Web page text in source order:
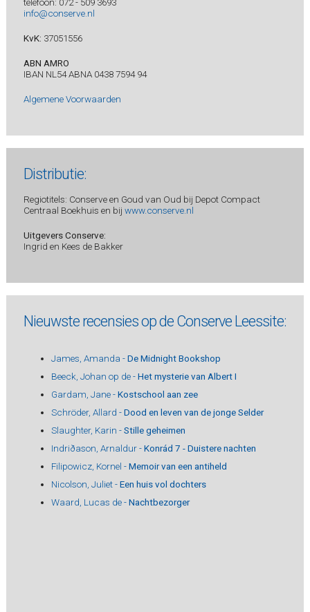
info@conserve.nl
KvK: 37051556
ABN AMRO
IBAN NL54 ABNA 0438 7594 94
Algemene Voorwaarden
Distributie:
Regiotitels: Conserve en Goud van Oud bij Depot Compact
Centraal Boekhuis en bij www.conserve.nl
Uitgevers Conserve:
Ingrid en Kees de Bakker
Nieuwste recensies op de Conserve Leessite:
James, Amanda -De Midnight Bookshop
Beeck, Johan op de -Het mysterie van Albert I
Gardam, Jane -Kostschool aan zee
Schröder, Allard -Dood en leven van de jonge Selder
Slaughter, Karin -Stille geheimen
Indriðason, Arnaldur -Konrád 7 - Duistere nachten
Filipowicz, Kornel -Memoir van een antiheld
Nicolson, Juliet -Een huis vol dochters
Waard, Lucas de -Nachtbezorger